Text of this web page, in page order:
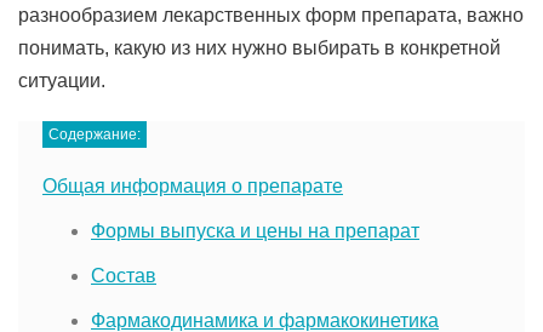
разнообразием лекарственных форм препарата, важно
понимать, какую из них нужно выбирать в конкретной
ситуации.
Содержание:
Общая информация о препарате
Формы выпуска и цены на препарат
Состав
Фармакодинамика и фармакокинетика